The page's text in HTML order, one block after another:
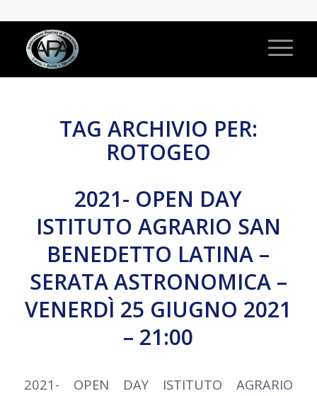
TAG ARCHIVIO PER:
ROTOGEO
2021- OPEN DAY
ISTITUTO AGRARIO SAN
BENEDETTO LATINA –
SERATA ASTRONOMICA –
VENERDÌ 25 GIUGNO 2021
– 21:00
2021- OPEN DAY ISTITUTO AGRARIO